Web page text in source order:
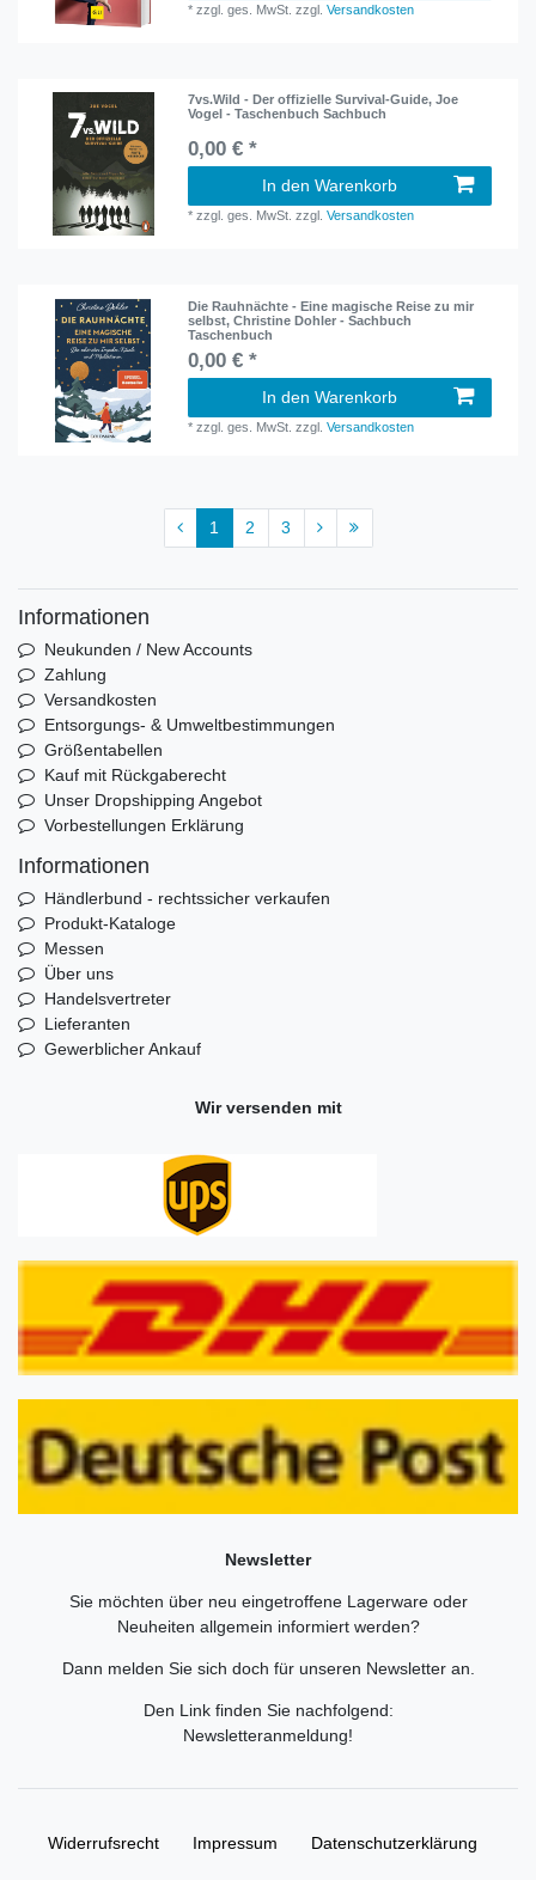
*zzgl. ges. MwSt. zzgl.Versandkosten
7vs.Wild - Der offizielle Survival-Guide, Joe
Vogel - Taschenbuch Sachbuch
0,00 € *
In den Warenkorb
*zzgl. ges. MwSt. zzgl.Versandkosten
Die Rauhnächte - Eine magische Reise zu mir
selbst, Christine Dohler - Sachbuch
Taschenbuch
0,00 € *
In den Warenkorb
*zzgl. ges. MwSt. zzgl.Versandkosten
1 2 3
Informationen
Neukunden / New Accounts
Zahlung
Versandkosten
Entsorgungs- & Umweltbestimmungen
Größentabellen
Kauf mit Rückgaberecht
Unser Dropshipping Angebot
Vorbestellungen Erklärung
Informationen
Händlerbund - rechtssicher verkaufen
Produkt-Kataloge
Messen
Über uns
Handelsvertreter
Lieferanten
Gewerblicher Ankauf
Wir versenden mit
Newsletter
Sie möchten über neu eingetroffene Lagerware oder
Neuheiten allgemein informiert werden?
Dann melden Sie sich doch für unseren Newsletter an.
Den Link finden Sie nachfolgend:
Newsletteranmeldung!
Widerrufs­recht Impressum Daten­schutz­erklärung